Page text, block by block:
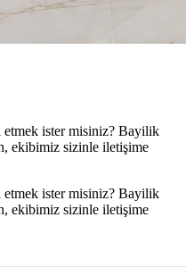
ister misiniz? Bayilik
ekibimiz sizinle iletişime
ister misiniz? Bayilik
ekibimiz sizinle iletişime